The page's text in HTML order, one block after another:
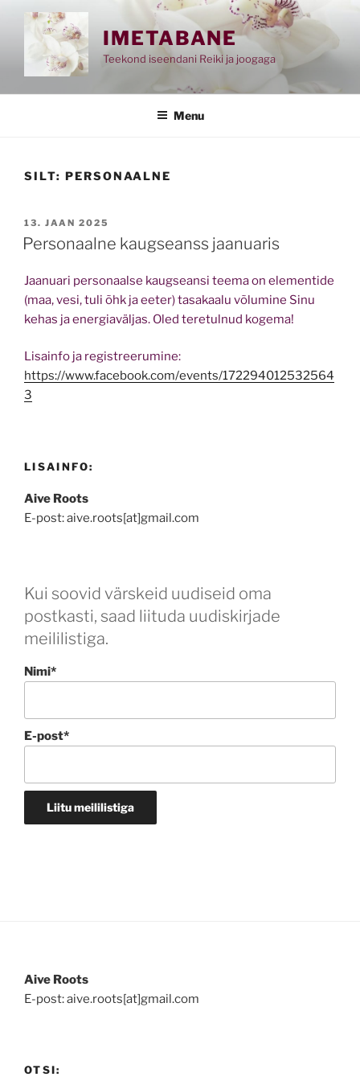
IMETABANE
Teekond iseendani Reiki ja joogaga
Menu
SILT: PERSONAALNE
POSTED
ON
13. JAAN 2025
Personaalne kaugseanss jaanuaris
Jaanuari personaalse kaugseansi teema on elementide
(maa, vesi, tuli õhk ja eeter) tasakaalu võlumine Sinu
kehas ja energiaväljas. Oled teretulnud kogema!
Lisainfo ja registreerumine:
https://www.facebook.com/events/172294012532564
3
LISAINFO:
Aive Roots
E-post: aive.roots[at]gmail.com
Kui soovid värskeid uudiseid oma
postkasti, saad liituda uudiskirjade
meililistiga.
Nimi*
E-post*
Aive Roots
E-post: aive.roots[at]gmail.com
OTSI: